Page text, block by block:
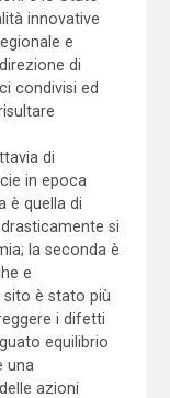
innovative
e
di
condivisi ed
di
in epoca
è quella di
si
la seconda è
e
sito è stato più
i difetti
equilibrio
una
azioni